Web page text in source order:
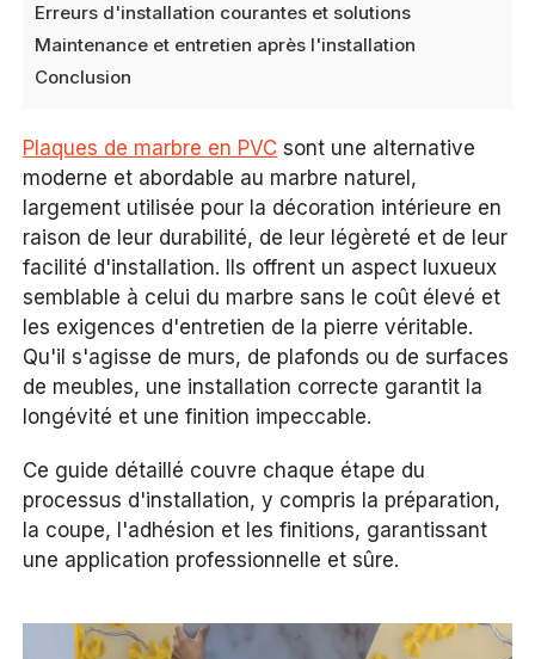
Erreurs d'installation courantes et solutions
Maintenance et entretien après l'installation
Conclusion
Plaques de marbre en PVC sont une alternative
moderne et abordable au marbre naturel,
largement utilisée pour la décoration intérieure en
raison de leur durabilité, de leur légèreté et de leur
facilité d'installation. Ils offrent un aspect luxueux
semblable à celui du marbre sans le coût élevé et
les exigences d'entretien de la pierre véritable.
Qu'il s'agisse de murs, de plafonds ou de surfaces
de meubles, une installation correcte garantit la
longévité et une finition impeccable.
Ce guide détaillé couvre chaque étape du
processus d'installation, y compris la préparation,
la coupe, l'adhésion et les finitions, garantissant
une application professionnelle et sûre.